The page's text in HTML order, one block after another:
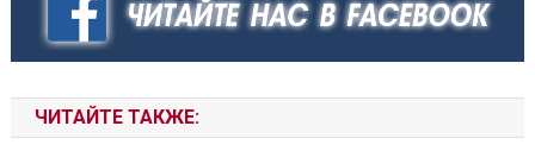
ЧИТАЙТЕ ТАКЖЕ: